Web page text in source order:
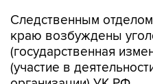
Следственным
краю возбуждены
(государственная
(участие в